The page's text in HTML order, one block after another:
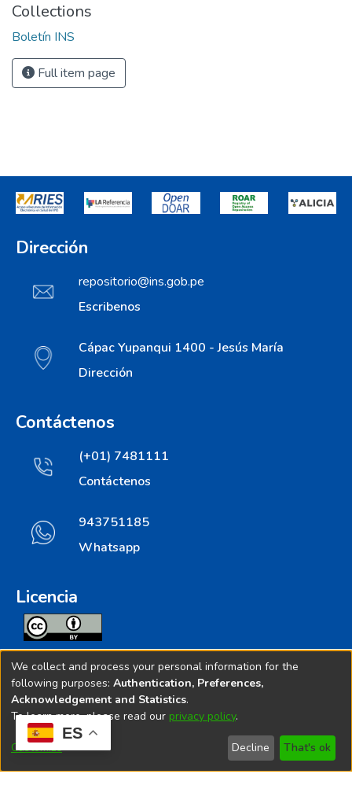
ES
Collections
Boletín INS
Full item page
Dirección
repositorio@ins.gob.pe
Escribenos
Cápac Yupanqui 1400 - Jesús María
Dirección
Contáctenos
(+01) 7481111
Contáctenos
943751185
Whatsapp
Licencia
Todos los contenidos de repositorio.ins.gob.pe estan
licenciados bajo
Creative Commoms License
© 2025. Instituto Nacional de Salud - Implementado por
We collect and process your personal information for the
following purposes: Authentication, Preferences,
Acknowledgement and Statistics.
To learn more, please read our privacy policy.
Customize Decline That's ok